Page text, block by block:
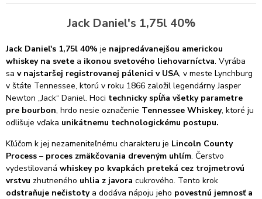
Jack Daniel's 1,75l 40%
Jack Daniel's 1,75l 40% je najpredávanejšou americkou
whiskey na svete a ikonou svetového liehovarníctva. Vyrába
sa v najstaršej registrovanej pálenici v USA, v meste Lynchburg
v štáte Tennessee, ktorú v roku 1866 založil legendárny Jasper
Newton „Jack“ Daniel. Hoci technicky spĺňa všetky parametre
pre bourbon, hrdo nesie označenie Tennessee Whiskey, ktoré ju
odlišuje vďaka unikátnemu technologickému postupu.
Kľúčom k jej nezameniteľnému charakteru je Lincoln County
Process – proces zmäkčovania dreveným uhlím. Čerstvo
vydestilovaná whiskey po kvapkách preteká cez trojmetrovú
vrstvu zhutneného uhlia z javora cukrového. Tento krok
odstraňuje nečistotya dodáva nápoju jeho povestnú jemnosť a